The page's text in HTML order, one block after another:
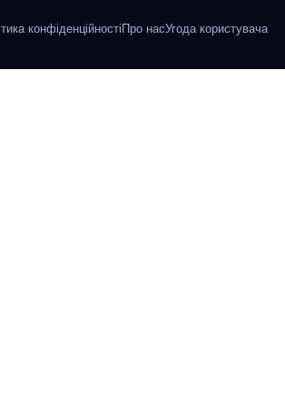
конфіденційності Про насУгода користувача